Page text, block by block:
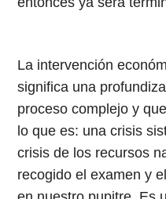
La intervención
significa una
proceso complejo y
lo que es: una crisis
crisis de los recursos
recogido el examen y